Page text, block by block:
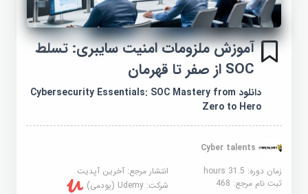
آموزش ملزومات امنیت سایبری: تسلط
SOC از صفر تا قهرمان
دانلود Cybersecurity Essentials: SOC Mastery from
Zero to Hero
Cyber talents
زمان دوره: 31.5 hours
انتشار مرجع:آخرین آپدیت
ثبت نام مرجع:468 شرکت:Udemy (یودمی)